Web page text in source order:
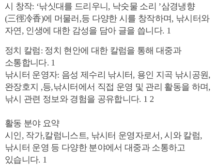
시 창작: ‘낚싯대를 드리우니, 낙숫물 소리 ’삼경냉향
(三徑冷香)에 머물러,등 다양한 시를 창작하며, 낚시터와
자연, 인생에 대한 감성을 담아 글을 씁니다. 1
정치 칼럼: 정치 현안에 대한 칼럼을 통해 대중과
소통합니다. 1
낚시터 운영자: 음성 제수리 낚시터, 용인 지곡 낚시공원,
완장호지 ,등,낚시터에서 직접 운영 및 관리 활동을 하며,
낚시 관련 정보와 경험을 공유합니다. 1 2
활동 분야 요약
시인, 작가,칼럼니스트, 낚시터 운영자로서, 시와 칼럼,
낚시터 운영 등 다양한 분야에서 대중과 소통하고
있습니다. 1